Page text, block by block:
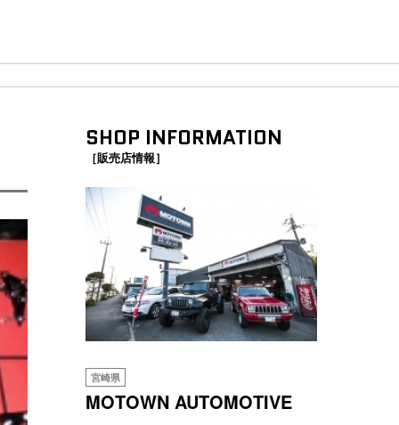
SHOP INFORMATION
［販売店情報］
宮崎県
MOTOWN AUTOMOTIVE